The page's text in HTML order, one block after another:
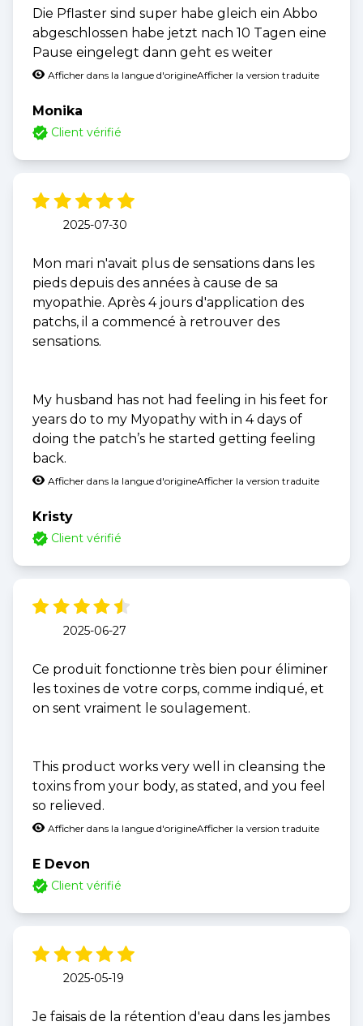
Die Pflaster sind super habe gleich ein Abbo
abgeschlossen habe jetzt nach 10 Tagen eine
Pause eingelegt dann geht es weiter
Afficher dans la langue d'origineAfficher la version traduite
Monika
Client vérifié
2025-07-30
Mon mari n'avait plus de sensations dans les
pieds depuis des années à cause de sa
myopathie. Après 4 jours d'application des
patchs, il a commencé à retrouver des
sensations.
My husband has not had feeling in his feet for
years do to my Myopathy with in 4 days of
doing the patch’s he started getting feeling
back.
Afficher dans la langue d'origineAfficher la version traduite
Kristy
Client vérifié
2025-06-27
Ce produit fonctionne très bien pour éliminer
les toxines de votre corps, comme indiqué, et
on sent vraiment le soulagement.
This product works very well in cleansing the
toxins from your body, as stated, and you feel
so relieved.
Afficher dans la langue d'origineAfficher la version traduite
E Devon
Client vérifié
2025-05-19
Je faisais de la rétention d'eau dans les jambes